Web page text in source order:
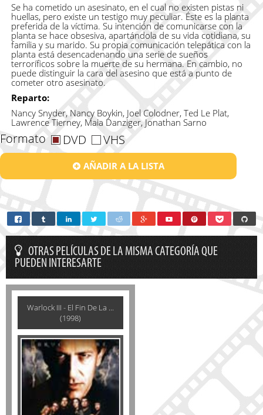
Se ha cometido un asesinato, en el cual no existen pistas ni
huellas, pero existe un testigo muy peculiar. Éste es la planta
preferida de la víctima. Su intención de comunicarse con la
planta se hace obsesiva, apartándola de su vida cotidiana, su
familia y su marido. Su propia comunicación telepática con la
planta está desencadenando una serie de sueños
terroríficos sobre la muerte de su hermana. En cambio, no
puede distinguir la cara del asesino que está a punto de
cometer otro asesinato.
Reparto:
Nancy Snyder, Nancy Boykin, Joel Colodner, Ted Le Plat,
Lawrence Tierney, Maia Danziger, Jonathan Sarno
Formato DVD VHS
AÑADIR A LA LISTA
OTRAS PELÍCULAS DE LA MISMA CATEGORÍA QUE
PUEDEN INTERESARTE
Warlock III - El Fin De La ...
(1998)